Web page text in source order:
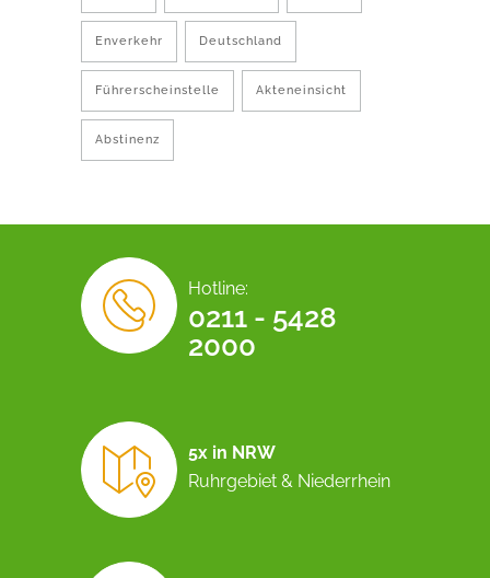
Enverkehr Deutschland
Führerscheinstelle Akteneinsicht
Abstinenz
Hotline:
0211 - 5428
2000
5x in NRW
Ruhrgebiet & Niederrhein